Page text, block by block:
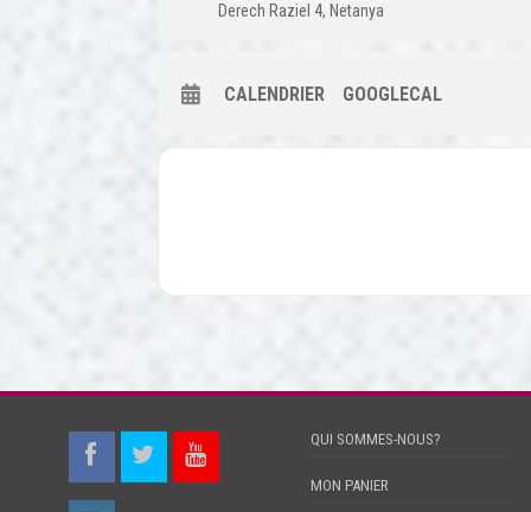
Derech Raziel 4, Netanya
CALENDRIER GOOGLECAL
QUI SOMMES-NOUS?
MON PANIER